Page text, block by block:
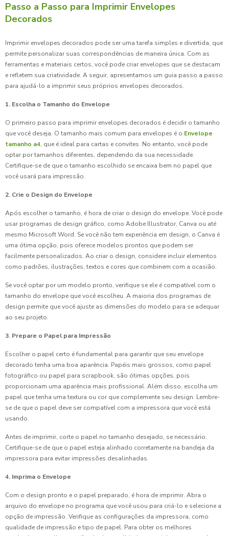
Passo a Passo para Imprimir Envelopes
Decorados
Imprimir envelopes decorados pode ser uma tarefa simples e divertida, que
permite personalizar suas correspondências de maneira única. Com as
ferramentas e materiais certos, você pode criar envelopes que se destacam
e refletem sua criatividade. A seguir, apresentamos um guia passo a passo
para ajudá-lo a imprimir seus próprios envelopes decorados.
1. Escolha o Tamanho do Envelope
O primeiro passo para imprimir envelopes decorados é decidir o tamanho
que você deseja. O tamanho mais comum para envelopes é o Envelope
tamanho a4, que é ideal para cartas e convites. No entanto, você pode
optar por tamanhos diferentes, dependendo da sua necessidade.
Certifique-se de que o tamanho escolhido se encaixa bem no papel que
você usará para impressão.
2. Crie o Design do Envelope
Após escolher o tamanho, é hora de criar o design do envelope. Você pode
usar programas de design gráfico, como Adobe Illustrator, Canva ou até
mesmo Microsoft Word. Se você não tem experiência em design, o Canva é
uma ótima opção, pois oferece modelos prontos que podem ser
facilmente personalizados. Ao criar o design, considere incluir elementos
como padrões, ilustrações, textos e cores que combinem com a ocasião.
Se você optar por um modelo pronto, verifique se ele é compatível com o
tamanho do envelope que você escolheu. A maioria dos programas de
design permite que você ajuste as dimensões do modelo para se adequar
ao seu projeto.
3. Prepare o Papel para Impressão
Escolher o papel certo é fundamental para garantir que seu envelope
decorado tenha uma boa aparência. Papéis mais grossos, como papel
fotográfico ou papel para scrapbook, são ótimas opções, pois
proporcionam uma aparência mais profissional. Além disso, escolha um
papel que tenha uma textura ou cor que complemente seu design. Lembre-
se de que o papel deve ser compatível com a impressora que você está
usando.
Antes de imprimir, corte o papel no tamanho desejado, se necessário.
Certifique-se de que o papel esteja alinhado corretamente na bandeja da
impressora para evitar impressões desalinhadas.
4. Imprima o Envelope
Com o design pronto e o papel preparado, é hora de imprimir. Abra o
arquivo do envelope no programa que você usou para criá-lo e selecione a
opção de impressão. Verifique as configurações da impressora, como
qualidade de impressão e tipo de papel. Para obter os melhores